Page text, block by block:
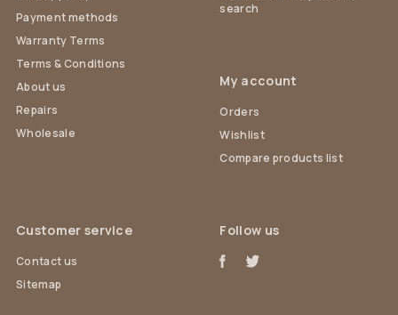
Payment methods
Warranty Terms
Terms & Conditions
About us
Repairs
Wholesale
Customer service
Contact us
Sitemap
search
My account
Orders
Wishlist
Compare products list
Follow us